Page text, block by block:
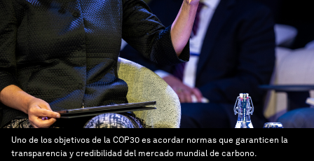
Uno de los objetivos de la COP30 es acordar normas que garanticen la
transparencia y credibilidad del mercado mundial de carbono.